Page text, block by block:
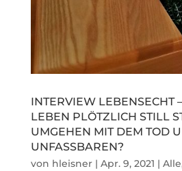
INTERVIEW LEBENSECHT
LEBEN PLÖTZLICH STILL
UMGEHEN MIT DEM TOD
UNFASSBAREN?
von hleisner| Apr. 9, 2021 | Alle